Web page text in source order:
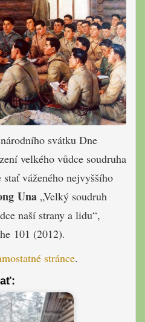
svátku Dne
velkého vůdce soudruha
váženého nejvyššího
Una „Velký soudruh
naší strany a lidu“,
101 (2012).
stránce.